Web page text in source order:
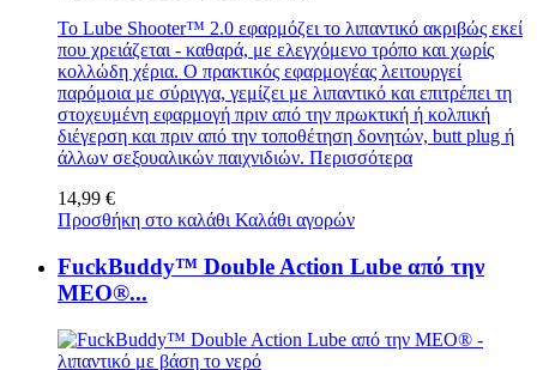
Το Lube Shooter™ 2.0 εφαρμόζει το λιπαντικό ακριβώς εκεί
που χρειάζεται - καθαρά, με ελεγχόμενο τρόπο και χωρίς
κολλώδη χέρια. Ο πρακτικός εφαρμογέας λειτουργεί
παρόμοια με σύριγγα, γεμίζει με λιπαντικό και επιτρέπει τη
στοχευμένη εφαρμογή πριν από την πρωκτική ή κολπική
διέγερση και πριν από την τοποθέτηση δονητών, butt plug ή
άλλων σεξουαλικών παιχνιδιών. Περισσότερα
14,99 €
Προσθήκη στο καλάθι Καλάθι αγορών
FuckBuddy™ Double Action Lube από την
MEO®...